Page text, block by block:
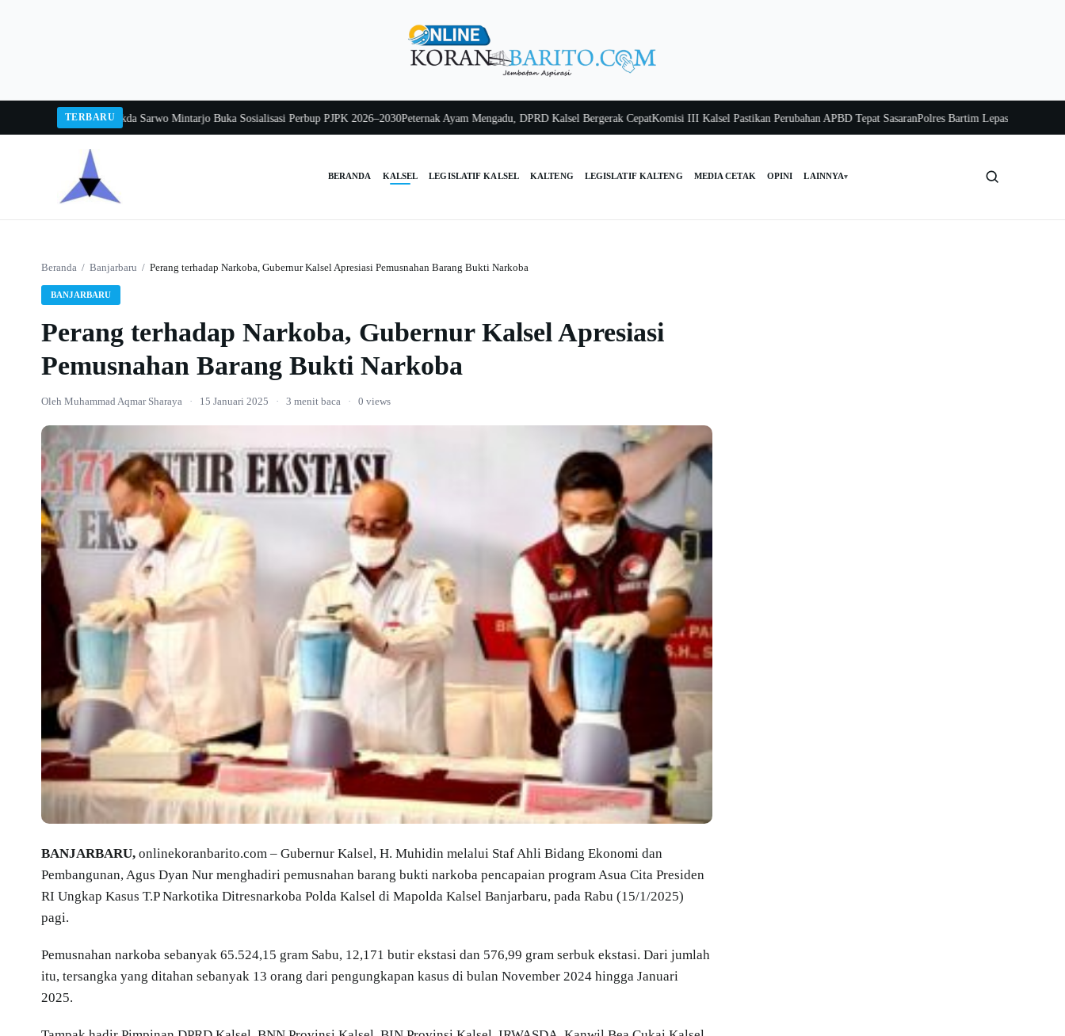
TERBARU
Pj Sekda Sarwo Mintarjo Buka Sosialisasi Perbup PJPK 2026–2030Peternak Ayam Mengadu, DPRD Kalsel Bergerak CepatKomisi III Kalsel Pastikan Perubahan APBD Tepat Sasaran Polres Bartim Lepas Bakti Sosial untuk
BERANDA KALSEL LEGISLATIF KALSEL KALTENG LEGISLATIF KALTENG MEDIA CETAK OPINI LAINNYA▾
Beranda / Banjarbaru / Perang terhadap Narkoba, Gubernur Kalsel Apresiasi Pemusnahan Barang Bukti Narkoba
BANJARBARU
Perang terhadap Narkoba, Gubernur Kalsel Apresiasi
Pemusnahan Barang Bukti Narkoba
Oleh Muhammad Aqmar Sharaya · 15 Januari 2025 · 3 menit baca · 0 views
BANJARBARU, onlinekoranbarito.com – Gubernur Kalsel, H. Muhidin melalui Staf Ahli Bidang Ekonomi dan
Pembangunan, Agus Dyan Nur menghadiri pemusnahan barang bukti narkoba pencapaian program Asua Cita Presiden
RI Ungkap Kasus T.P Narkotika Ditresnarkoba Polda Kalsel di Mapolda Kalsel Banjarbaru, pada Rabu (15/1/2025)
pagi.
Pemusnahan narkoba sebanyak 65.524,15 gram Sabu, 12,171 butir ekstasi dan 576,99 gram serbuk ekstasi. Dari jumlah
itu, tersangka yang ditahan sebanyak 13 orang dari pengungkapan kasus di bulan November 2024 hingga Januari
2025.